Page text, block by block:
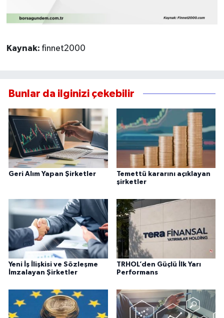
Kaynak: finnet2000
Bunlar da ilginizi çekebilir
Geri Alım Yapan Şirketler
Temettü kararını açıklayan
şirketler
Yeni İş İlişkisi ve Sözleşme
İmzalayan Şirketler
TRHOL’den Güçlü İlk Yarı
Performans